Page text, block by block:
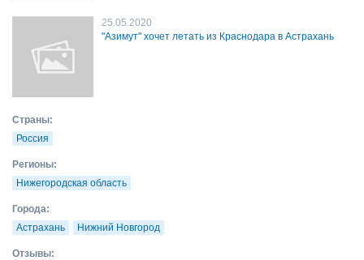
25.05.2020
"Азимут" хочет летать из Краснодара в Астрахань
Страны:
Россия
Регионы:
Нижегородская область
Города:
Астрахань
Нижний Новгород
Отзывы: